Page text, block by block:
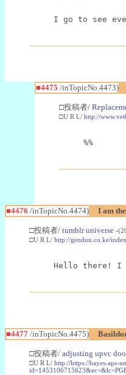
I go to see
■4475 /inTopicNo.4473)
□投稿者/
□U R L/ http://
%%
■4476 /inTopicNo.4474) I am
□投稿者/ tumblr universe -
□U R L/ http://gendon.co.ke/
Hello there! I
■4477 /inTopicNo.4475)
□投稿者/ adjusting upvc
□U R L/ http://https://hayes-aps-